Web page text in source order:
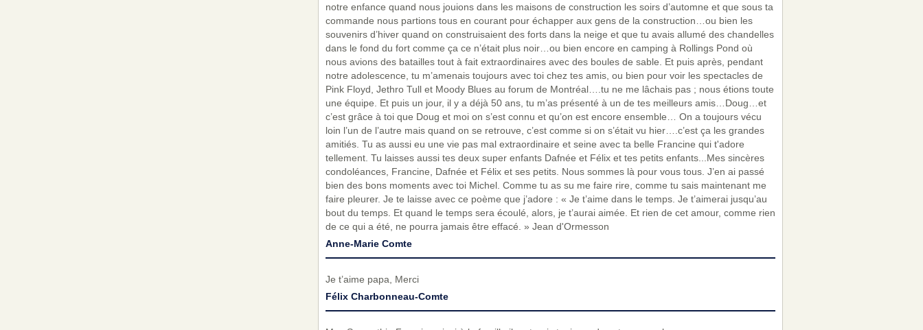
notre enfance quand nous jouions dans les maisons de construction les soirs d’automne et que sous ta
commande nous partions tous en courant pour échapper aux gens de la construction…ou bien les
souvenirs d’hiver quand on construisaient des forts dans la neige et que tu avais allumé des chandelles
dans le fond du fort comme ça ce n’était plus noir…ou bien encore en camping à Rollings Pond où
nous avions des batailles tout à fait extraordinaires avec des boules de sable. Et puis après, pendant
notre adolescence, tu m’amenais toujours avec toi chez tes amis, ou bien pour voir les spectacles de
Pink Floyd, Jethro Tull et Moody Blues au forum de Montréal….tu ne me lâchais pas ; nous étions toute
une équipe. Et puis un jour, il y a déjà 50 ans, tu m’as présenté à un de tes meilleurs amis…Doug…et
c’est grâce à toi que Doug et moi on s’est connu et qu’on est encore ensemble… On a toujours vécu
loin l’un de l’autre mais quand on se retrouve, c’est comme si on s’était vu hier….c’est ça les grandes
amitiés. Tu as aussi eu une vie pas mal extraordinaire et seine avec ta belle Francine qui t'adore
tellement. Tu laisses aussi tes deux super enfants Dafnée et Félix et tes petits enfants...Mes sincères
condoléances, Francine, Dafnée et Félix et ses petits. Nous sommes là pour vous tous. J’en ai passé
bien des bons moments avec toi Michel. Comme tu as su me faire rire, comme tu sais maintenant me
faire pleurer. Je te laisse avec ce poème que j’adore : « Je t’aime dans le temps. Je t’aimerai jusqu’au
bout du temps. Et quand le temps sera écoulé, alors, je t’aurai aimée. Et rien de cet amour, comme rien
de ce qui a été, ne pourra jamais être effacé. » Jean d'Ormesson
Anne-Marie Comte
Je t’aime papa, Merci
Félix Charbonneau-Comte